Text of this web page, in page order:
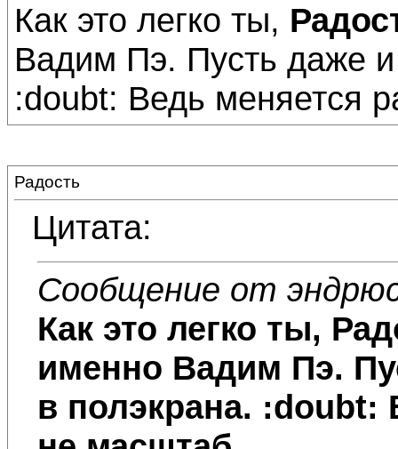
Как это легко ты,
Вадим Пэ. Пусть даже
:doubt: Ведь меняется
Радость
Цитата:
Сообщение от
Как это легко ты,
именно Вадим Пэ.
в полэкрана. :doubt: